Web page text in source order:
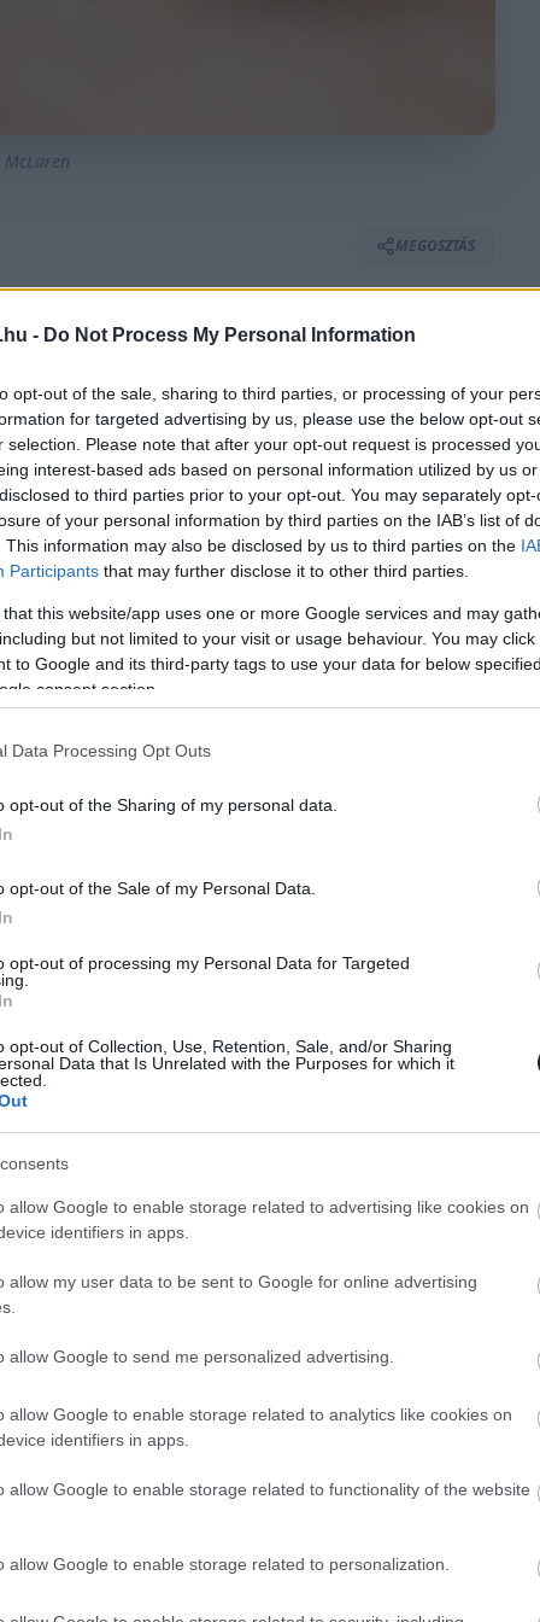
- Do Not Process My Personal Information
opt-out of the sale, sharing to third parties, or processing of your
for targeted advertising by us, please use the below opt-out
selection. Please note that after your opt-out request is processed
interest-based ads based on personal information utilized by us
to third parties prior to your opt-out. You may separately
of your personal information by third parties on the IAB’s list of
This information may also be disclosed by us to third parties on the
Participants that may further disclose it to other third parties.
that this website/app uses one or more Google services and may
but not limited to your visit or usage behaviour. You may
to Google and its third-party tags to use your data for below
consent section.
Data Processing Opt Outs
opt-out of the Sharing of my personal data.
opt-out of the Sale of my Personal Data.
opt-out of processing my Personal Data for Targeted
opt-out of Collection, Use, Retention, Sale, and/or Sharing
Data that Is Unrelated with the Purposes for which it
allow Google to enable storage related to advertising like cookies on
identifiers in apps.
allow my user data to be sent to Google for online advertising
allow Google to send me personalized advertising.
allow Google to enable storage related to analytics like cookies on
identifiers in apps.
allow Google to enable storage related to functionality of the website
allow Google to enable storage related to personalization.
McLaren
MEGOSZTÁS
a Forma-1-ből a mini-DRS fantázianévvel
állítása szerint a megoldás
ismét a McLaren.
technikai trükk elnevezése lett, amellyel
menet közben elhajlik a hátsó vezetőszárny
elem között, s hasonló módon
tempót, illetve fokozva a
hatását.
vált nyilvánvalóvá az FIA és a széles
terjedni kezdő rajongói videót
Piastri éppen a mini-DRS-nek
Charles Leclerc előtt.
aki lebuktatta a McLarent és